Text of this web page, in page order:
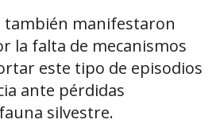
también manifestaron
la falta de mecanismos
este tipo de episodios
ante pérdidas
silvestre.